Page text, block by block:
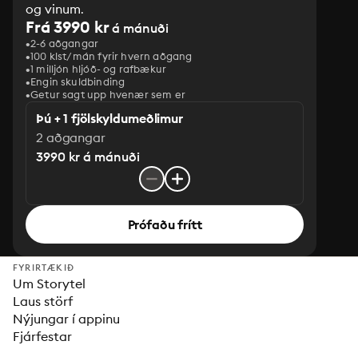
og vinum.
Frá 3990 krá mánuði
2-6 aðgangar
100 klst/mán fyrir hvern aðgang
1 milljón hljóð- og rafbækur
‎Engin skuldbinding
Getur sagt upp hvenær sem er
Þú + 1 fjölskyldumeðlimur
2 aðgangar
3990 kr á mánuði
Prófaðu frítt
FYRIRTÆKIÐ
Um Storytel
Laus störf
Nýjungar í appinu
Fjárfestar